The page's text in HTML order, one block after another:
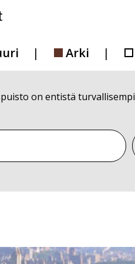
Arki
on entistä turvallisempi